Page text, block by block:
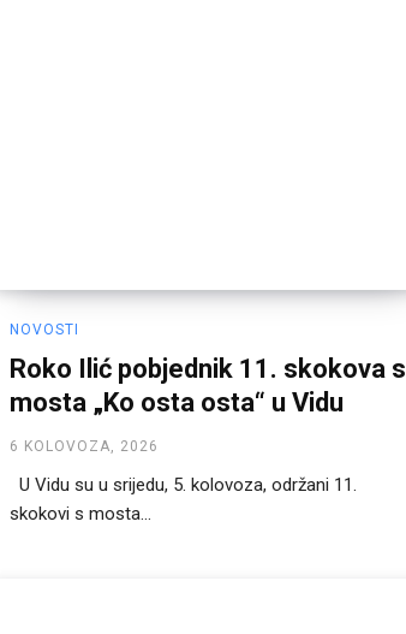
NOVOSTI
Roko Ilić pobjednik 11. skokova s
mosta „Ko osta osta“ u Vidu
6 KOLOVOZA, 2026
U Vidu su u srijedu, 5. kolovoza, održani 11.
skokovi s mosta...